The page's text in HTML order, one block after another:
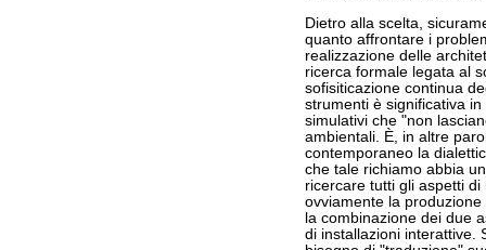
Dietro alla scelta,
quanto affrontare i
realizzazione delle
ricerca formale legata al
sofisiticazione continua
strumenti è significativa
simulativi che "non
ambientali. È, in altre
contemporaneo la
che tale richiamo abbia
ricercare tutti gli aspetti
ovviamente la
la combinazione dei due
di installazioni interattive.